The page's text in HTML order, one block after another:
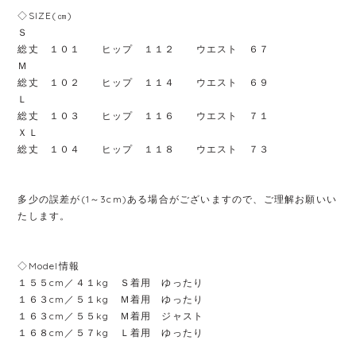
◇SIZE(㎝)
Ｓ
総丈 １０１ ヒップ １１２ ウエスト ６７
Ｍ
総丈 １０２ ヒップ １１４ ウエスト ６９
Ｌ
総丈 １０３ ヒップ １１６ ウエスト ７１
ＸＬ
総丈 １０４ ヒップ １１８ ウエスト ７３
多少の誤差が(1～3cm)ある場合がございますので、ご理解お願いい
たします。
◇Model情報
１５５cm／４１kg Ｓ着用 ゆったり
１６３cm／５１kg Ｍ着用 ゆったり
１６３cm／５５kg Ｍ着用 ジャスト
１６８cm／５７kg Ｌ着用 ゆったり